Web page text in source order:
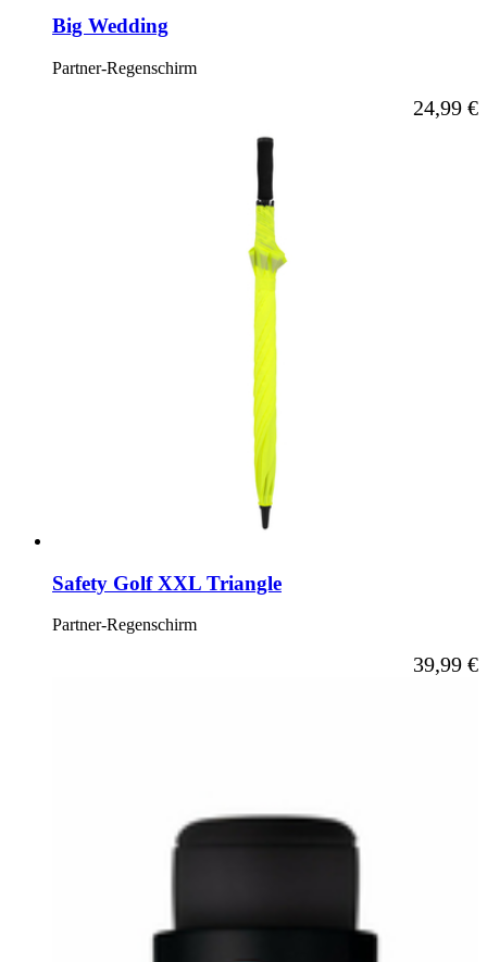
Big Wedding
Partner-Regenschirm
24,99 €
Safety Golf XXL Triangle
Partner-Regenschirm
39,99 €